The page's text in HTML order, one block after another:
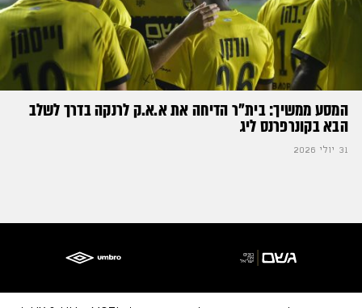
המסע ממשיך: בית"ר הדיחה את א.א.ק לרנקה בדרך לשלב
הבא בקונרפרנס ליג
31 יולי 2026